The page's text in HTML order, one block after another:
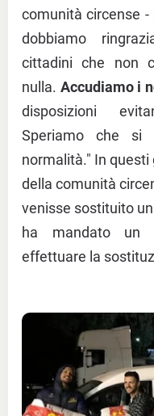
comunità circense
dobbiamo
cittadini che non
nulla. Accudiamo i
disposizioni
Speriamo che si
normalità." In questi
della comunità
venisse sostituito
ha mandato un
effettuare la